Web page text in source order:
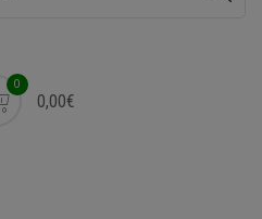
0
0,00€